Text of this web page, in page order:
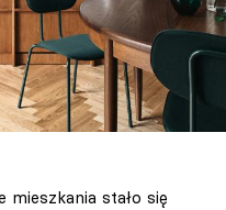
mieszkania stało się